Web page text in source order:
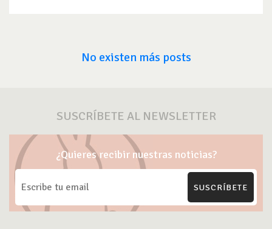
No existen más posts
SUSCRÍBETE AL NEWSLETTER
¿Quieres recibir nuestras noticias?
SUSCRÍBETE